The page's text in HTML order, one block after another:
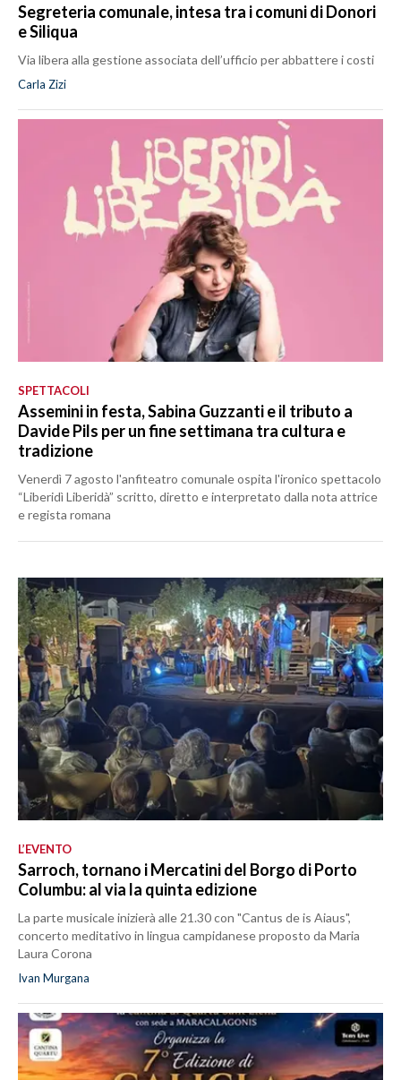
Segreteria comunale, intesa tra i comuni di Donori
e Siliqua
Via libera alla gestione associata dell’ufficio per abbattere i costi
Carla Zizi
SPETTACOLI
Assemini in festa, Sabina Guzzanti e il tributo a
Davide Pils per un fine settimana tra cultura e
tradizione
Venerdì 7 agosto l'anfiteatro comunale ospita l'ironico spettacolo
“Liberidì Liberidà” scritto, diretto e interpretato dalla nota attrice
e regista romana
L’EVENTO
Sarroch, tornano i Mercatini del Borgo di Porto
Columbu: al via la quinta edizione
La parte musicale inizierà alle 21.30 con "Cantus de is Aiaus",
concerto meditativo in lingua campidanese proposto da Maria
Laura Corona
Ivan Murgana